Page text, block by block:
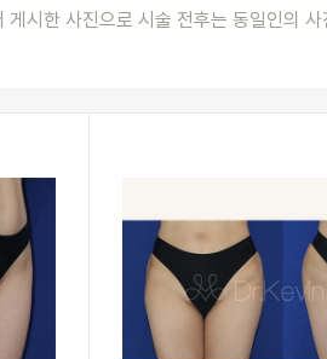
시한 사진으로 시술 전후는 동일인의 사